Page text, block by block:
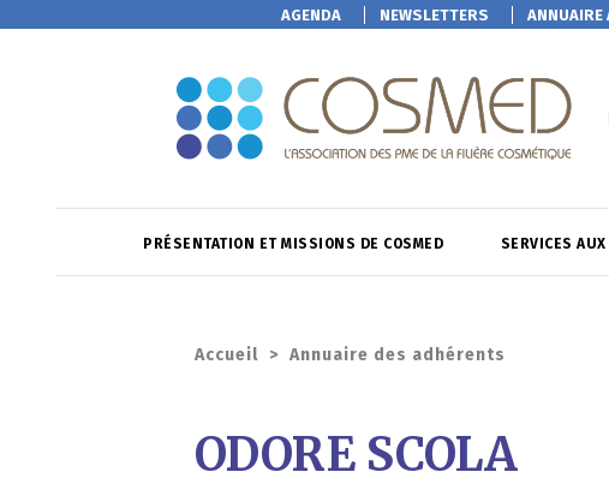
AGENDA NEWSLETTERS ANNUAIRE
PRÉSENTATION ET MISSIONS DE COSMED SERVICES
Accueil > Annuaire des adhérents
ODORE SCOLA